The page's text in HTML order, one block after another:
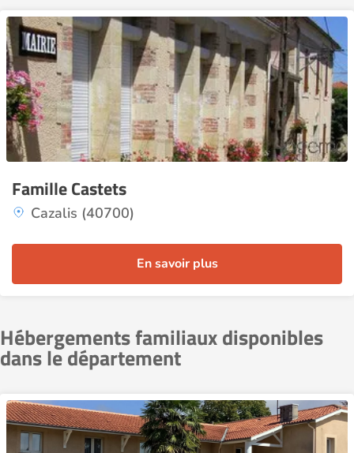
Famille Castets
Cazalis (40700)
En savoir plus
Hébergements familiaux disponibles
dans le département